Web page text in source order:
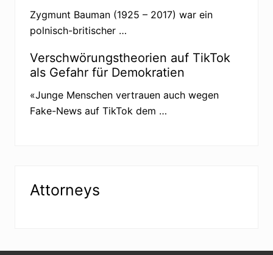
Zygmunt Bauman (1925 – 2017) war ein
polnisch-britischer …
Verschwörungstheorien auf TikTok
als Gefahr für Demokratien
«Junge Menschen vertrauen auch wegen
Fake-News auf TikTok dem …
Attorneys